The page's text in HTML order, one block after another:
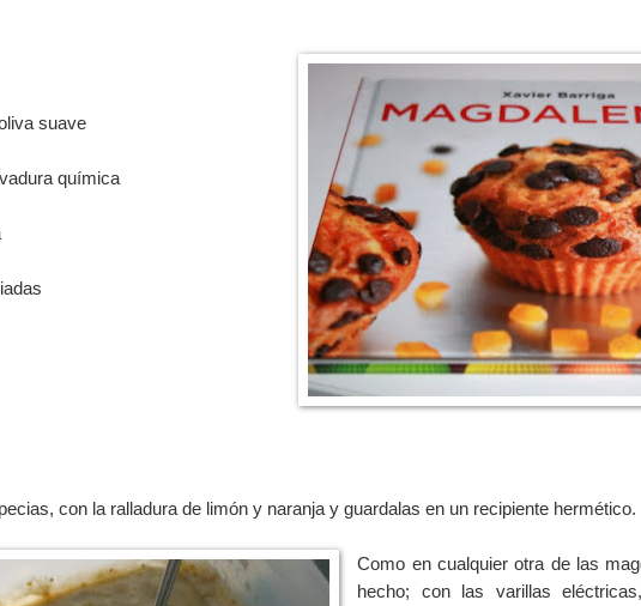
suave
química
con la ralladura de limón y naranja y guardalas en un recipiente hermético.
Como en cualquier otra de las
hecho; con las varillas